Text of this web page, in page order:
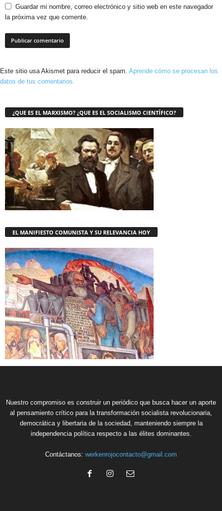
Guardar mi nombre, correo electrónico y sitio web en este navegador
la próxima vez que comente.
Este sitio usa Akismet para reducir el spam. Aprende cómo se procesan los
datos de tus comentarios.
¿QUE ES EL MARXISMO? ¿QUE ES EL SOCIALISMO CIENTÍFICO?
EL MANIFIESTO COMUNISTA Y SU RELEVANCIA HOY
Nuestro compromiso es construir un periódico que busca hacer un aporte
al pensamiento crítico para la transformación socialista revolucionaria,
democrática y libertaria de la sociedad, manteniendo siempre la
independencia política respecto a las élites dominantes.
Contáctanos: werkenrojocontacto@gmail.com